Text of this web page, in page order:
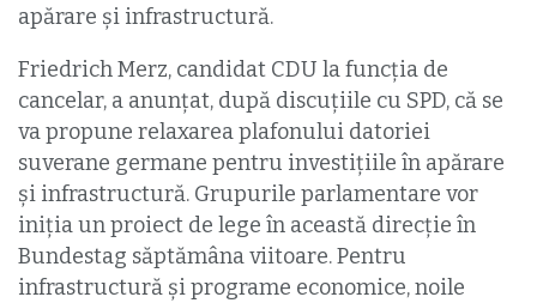
apărare şi infrastructură.
Friedrich Merz, candidat CDU la funcţia de
cancelar, a anunțat, după discuţiile cu SPD, că se
va propune relaxarea plafonului datoriei
suverane germane pentru investiţiile în apărare
şi infrastructură. Grupurile parlamentare vor
iniţia un proiect de lege în această direcţie în
Bundestag săptămâna viitoare. Pentru
infrastructură şi programe economice, noile